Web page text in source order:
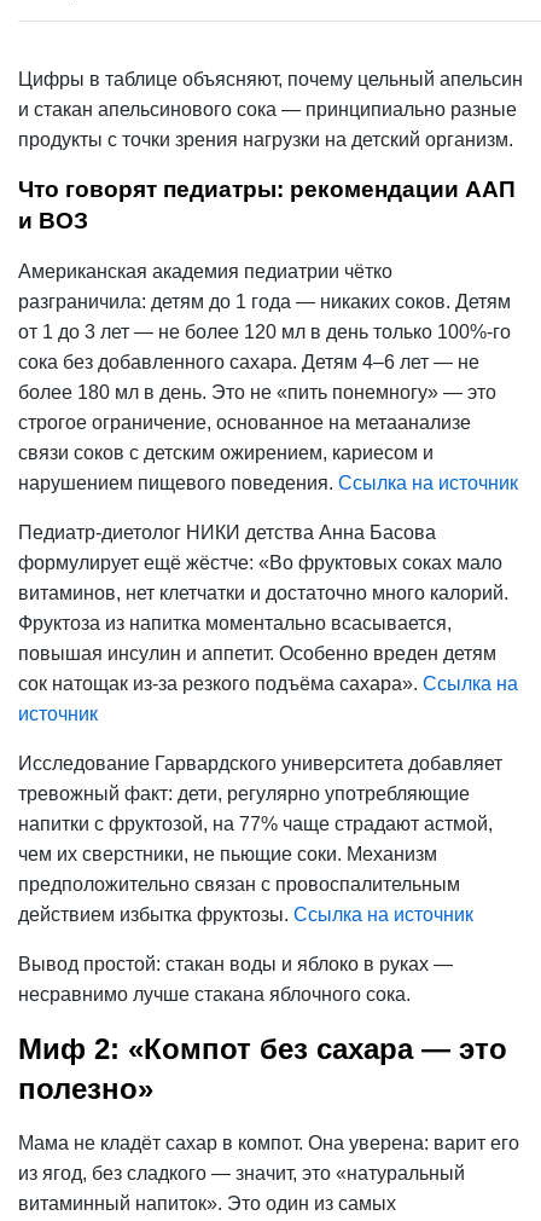
Цифры в таблице объясняют, почему цельный апельсин
и стакан апельсинового сока — принципиально разные
продукты с точки зрения нагрузки на детский организм.
Что говорят педиатры: рекомендации ААП
и ВОЗ
Американская академия педиатрии чётко
разграничила: детям до 1 года — никаких соков. Детям
от 1 до 3 лет — не более 120 мл в день только 100%-го
сока без добавленного сахара. Детям 4–6 лет — не
более 180 мл в день. Это не «пить понемногу» — это
строгое ограничение, основанное на метаанализе
связи соков с детским ожирением, кариесом и
нарушением пищевого поведения. Ссылка на источник
Педиатр-диетолог НИКИ детства Анна Басова
формулирует ещё жёстче: «Во фруктовых соках мало
витаминов, нет клетчатки и достаточно много калорий.
Фруктоза из напитка моментально всасывается,
повышая инсулин и аппетит. Особенно вреден детям
сок натощак из-за резкого подъёма сахара». Ссылка на
источник
Исследование Гарвардского университета добавляет
тревожный факт: дети, регулярно употребляющие
напитки с фруктозой, на 77% чаще страдают астмой,
чем их сверстники, не пьющие соки. Механизм
предположительно связан с провоспалительным
действием избытка фруктозы. Ссылка на источник
Вывод простой: стакан воды и яблоко в руках —
несравнимо лучше стакана яблочного сока.
Миф 2: «Компот без сахара — это
полезно»
Мама не кладёт сахар в компот. Она уверена: варит его
из ягод, без сладкого — значит, это «натуральный
витаминный напиток». Это один из самых